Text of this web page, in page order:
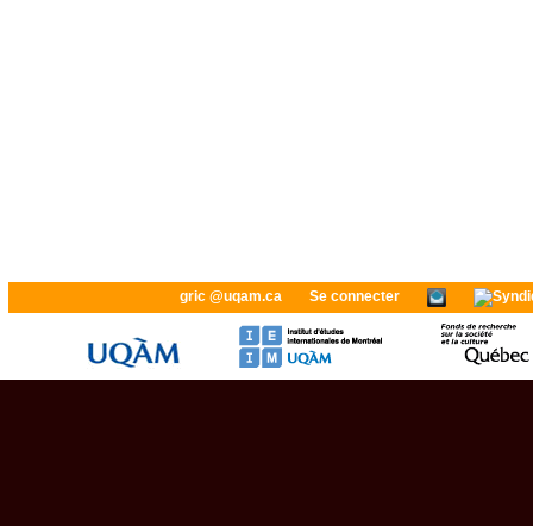
gric @uqam.ca Se connecter